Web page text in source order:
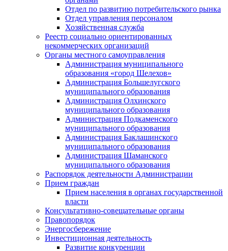
Отдел по развитию потребительского рынка
Отдел управления персоналом
Хозяйственная служба
Реестр социально ориентированных
некоммерческих организаций
Органы местного самоуправления
Администрация муниципального
образования «город Шелехов»
Администрация Большелугского
муниципального образования
Администрация Олхинского
муниципального образования
Администрация Подкаменского
муниципального образования
Администрация Баклашинского
муниципального образования
Администрация Шаманского
муниципального образования
Распорядок деятельности Администрации
Прием граждан
Прием населения в органах государственной
власти
Консультативно-совещательные органы
Правопорядок
Энергосбережение
Инвестиционная деятельность
Развитие конкуренции